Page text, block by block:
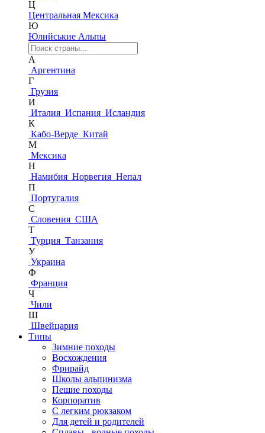
Ц
Центральная Мексика
Ю
Юлийськие Альпы
А
Аргентина
Г
Грузия
И
Италия Испания Исландия
К
Кабо-Верде Китай
М
Мексика
Н
Намибия Норвегия Непал
П
Португалия
С
Словения США
Т
Турция Танзания
У
Украина
Ф
Франция
Ч
Чили
Ш
Швейцария
Типы
Зимние походы
Восхождения
Фрирайд
Школы альпинизма
Пешие походы
Корпоратив
С легким рюкзаком
Для детей и родителей